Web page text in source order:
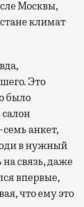
Москвы,
климат
Это
было
анкет,
в нужный
связь, даже
впервые,
что ему это